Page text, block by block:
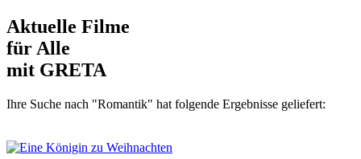
Aktuelle Filme
für Alle
mit GRETA
Ihre Suche nach "Romantik" hat folgende Ergebnisse geliefert: